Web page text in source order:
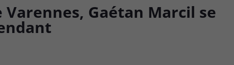
Gaétan Marcil se